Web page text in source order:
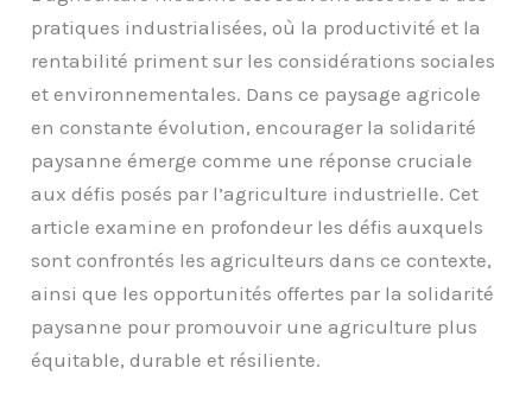
pratiques industrialisées, où la productivité et la
rentabilité priment sur les considérations sociales
et environnementales. Dans ce paysage agricole
en constante évolution, encourager la solidarité
paysanne émerge comme une réponse cruciale
aux défis posés par l’agriculture industrielle. Cet
article examine en profondeur les défis auxquels
sont confrontés les agriculteurs dans ce contexte,
ainsi que les opportunités offertes par la solidarité
paysanne pour promouvoir une agriculture plus
équitable, durable et résiliente.